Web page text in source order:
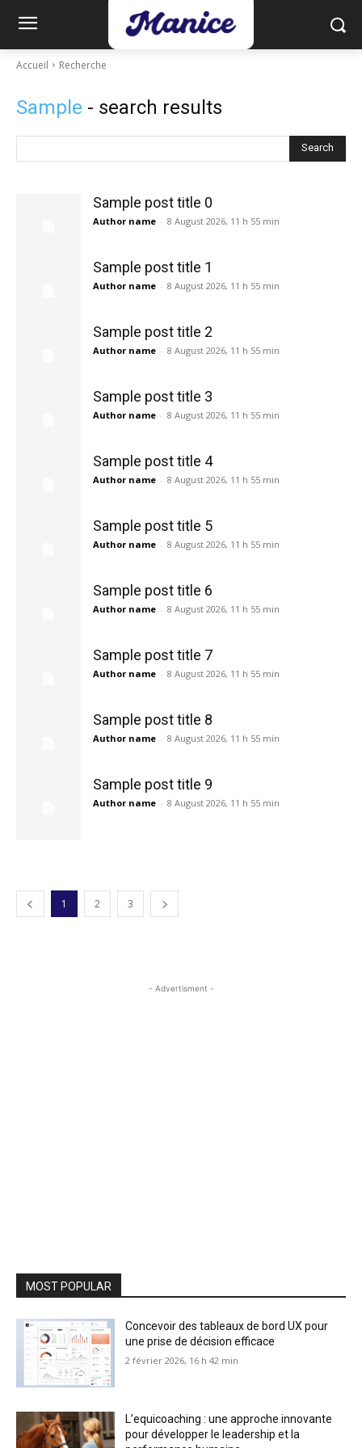
Accueil Recherche
Sample - search results
Search
Sample post title 0
Author name - 8 August 2026, 11 h 55 min
Sample post title 1
Author name - 8 August 2026, 11 h 55 min
Sample post title 2
Author name - 8 August 2026, 11 h 55 min
Sample post title 3
Author name - 8 August 2026, 11 h 55 min
Sample post title 4
Author name - 8 August 2026, 11 h 55 min
Sample post title 5
Author name - 8 August 2026, 11 h 55 min
Sample post title 6
Author name - 8 August 2026, 11 h 55 min
Sample post title 7
Author name - 8 August 2026, 11 h 55 min
Sample post title 8
Author name - 8 August 2026, 11 h 55 min
Sample post title 9
Author name - 8 August 2026, 11 h 55 min
1 2 3
- Advertisment -
MOST POPULAR
Concevoir des tableaux de bord UX pour
une prise de décision efficace
2 février 2026, 16 h 42 min
L’equicoaching : une approche innovante
pour développer le leadership et la